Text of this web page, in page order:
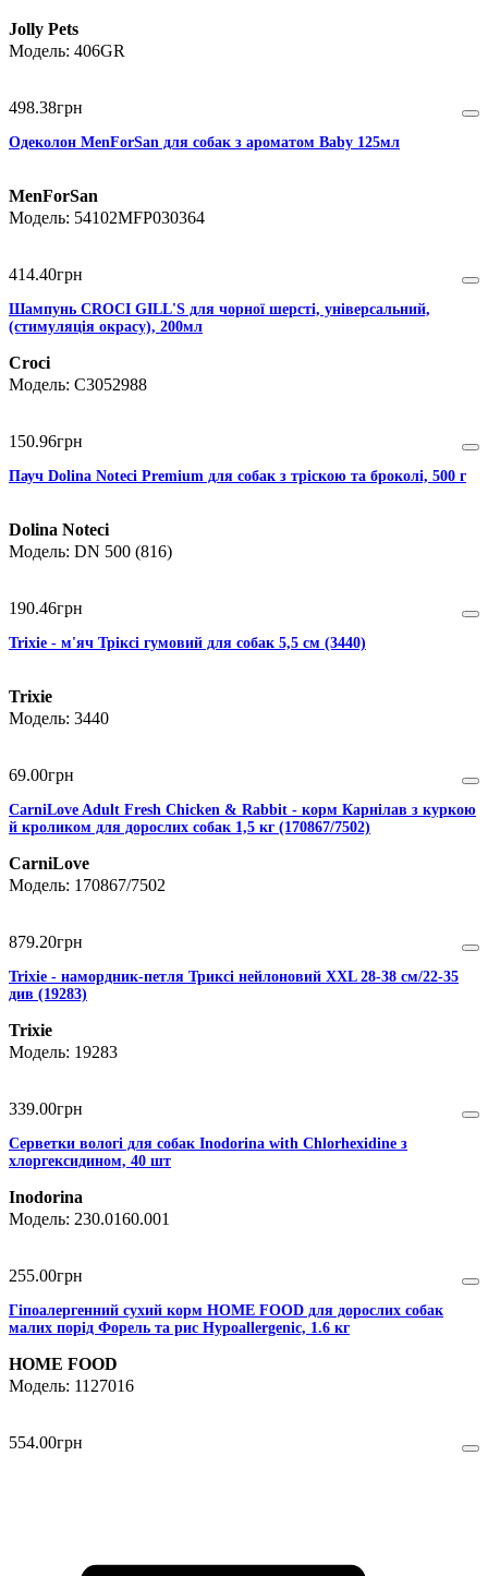
Jolly Pets
406GR
498.38грн
Одеколон MenForSan для собак з ароматом Baby 125мл
MenForSan
54102MFP030364
414.40грн
Шампунь CROCI GILL'S для чорної шерсті, універсальний,
(стимуляція окрасу), 200мл
Croci
C3052988
150.96грн
Пауч Dolina Noteci Premium для собак з тріскою та броколі, 500 г
Dolina Noteci
DN 500 (816)
190.46грн
Trixie - м'яч Тріксі гумовий для собак 5,5 см (3440)
Trixie
3440
69.00грн
CarniLove Adult Fresh Chicken & Rabbit - корм Карнілав з куркою
й кроликом для дорослих собак 1,5 кг (170867/7502)
CarniLove
170867/7502
879.20грн
Trixie - намордник-петля Триксі нейлоновий XXL 28-38 см/22-35
див (19283)
Trixie
19283
339.00грн
Серветки вологі для собак Inodorina with Chlorhexidine з
хлоргексидином, 40 шт
Inodorina
230.0160.001
255.00грн
Гіпоалергенний сухий корм HOME FOOD для дорослих собак
малих порід Форель та рис Hypoallergenic, 1.6 кг
HOME FOOD
1127016
554.00грн